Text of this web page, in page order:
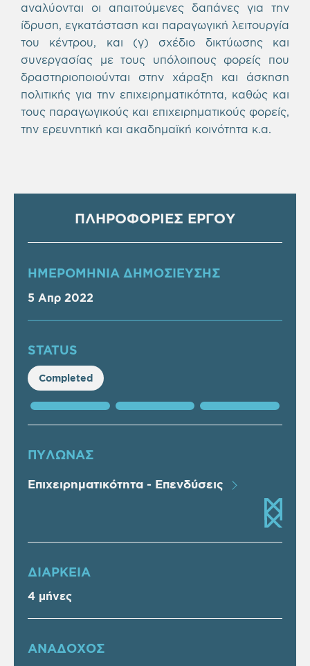
αναλύονται οι απαιτούμενες δαπάνες για την
ίδρυση, εγκατάσταση και παραγωγική λειτουργία
του κέντρου, και (γ) σχέδιο δικτύωσης και
συνεργασίας με τους υπόλοιπους φορείς που
δραστηριοποιούνται στην χάραξη και άσκηση
πολιτικής για την επιχειρηματικότητα, καθώς και
τους παραγωγικούς και επιχειρηματικούς φορείς,
την ερευνητική και ακαδημαϊκή κοινότητα κ.α.
ΠΛΗΡΟΦΟΡΙΕΣ ΕΡΓΟΥ
ΗΜΕΡΟΜΗΝΙΑ ΔΗΜΟΣΙΕΥΣΗΣ
5 Απρ 2022
STATUS
Completed
ΠΥΛΩΝΑΣ
Επιχειρηματικότητα - Επενδύσεις
ΔΙΑΡΚΕΙΑ
4 μήνες
ΑΝΑΔΟΧΟΣ